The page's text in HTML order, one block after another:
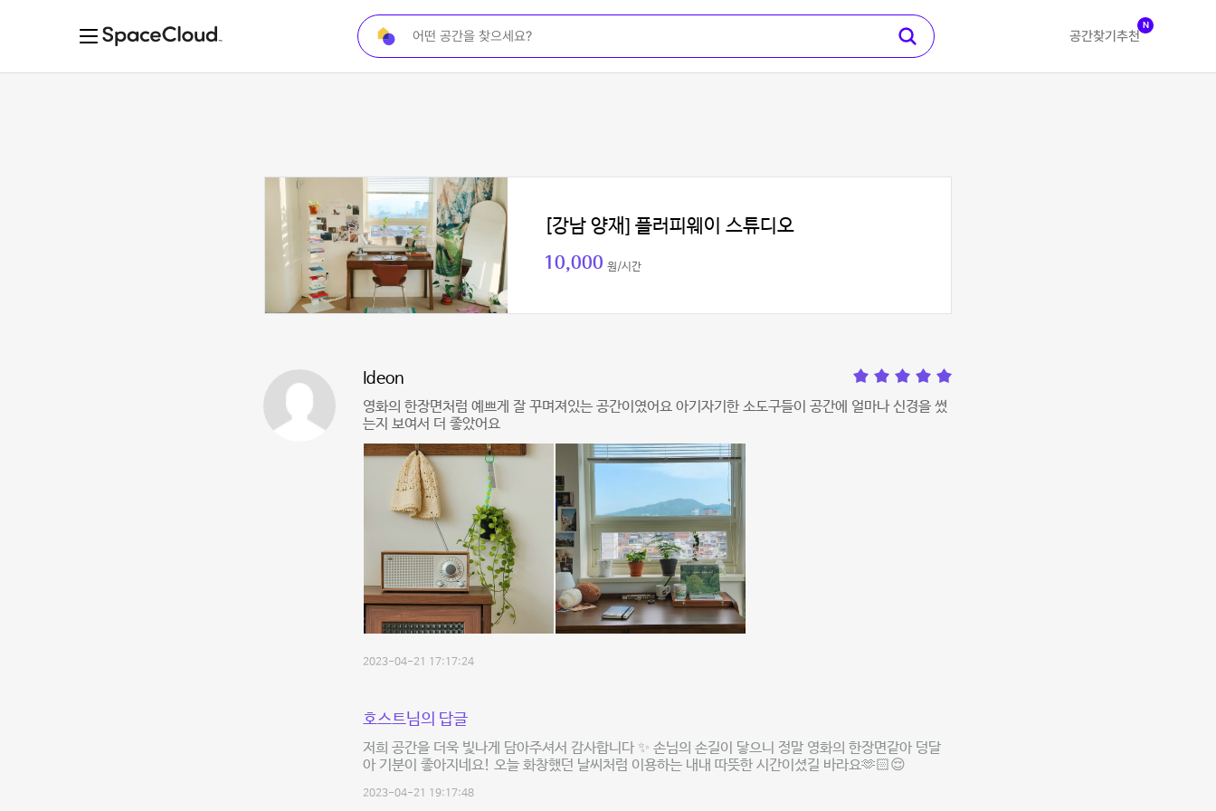
공간찾기 추천
N
[강남 양재] 플러피웨이 스튜디오
10,000 원/시간
Ideon
영화의 한장면처럼 예쁘게 잘 꾸며져있는 공간이였어요 아기자기한 소도구들이 공간에 얼마나 신경을 썼
는지 보여서 더 좋았어요
2023-04-21 17:17:24
호스트님의 답글
저희 공간을 더욱 빛나게 담아주셔서 감사합니다 ✨ 손님의 손길이 닿으니 정말 영화의 한장면같아 덩달
아 기분이 좋아지네요! 오늘 화창했던 날씨처럼 이용하는 내내 따뜻한 시간이셨길 바라요🫶🏻😌
2023-04-21 19:17:48